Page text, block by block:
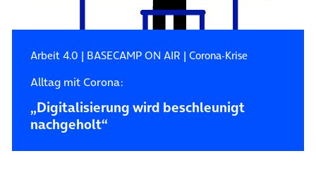
Arbeit 4.0 | BASECAMP ON AIR | Corona-Krise
Alltag mit Corona:
„Digitalisierung wird beschleunigt
nachgeholt“